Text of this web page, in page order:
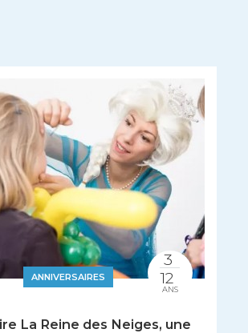
ANNIVERSAIRES
La Reine des Neiges, une
3
12
ANS